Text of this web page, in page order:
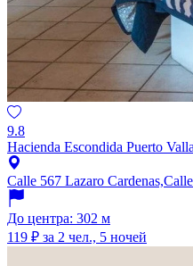
9.8
Hacienda Escondida Puerto
Calle 567 Lazaro
До центра: 302 м
119 ₽ за 2 чел., 5 ночей